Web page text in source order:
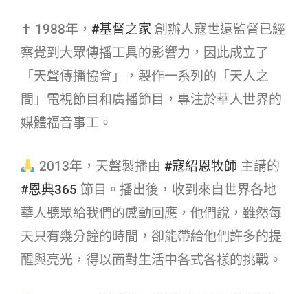
✝ 1988年， #基督之家​ 創辦人寇世遠監督已經
察覺到大眾傳播工具的影響力，因此成立了
「天聲傳播協會」，製作一系列的「天人之
間」電視節目和廣播節目，專注於華人世界的
媒體福音事工。
2013年，天聲製播由 #寇紹恩牧師​ 主講的
#恩典365​ 節目。播出後，收到來自世界各地
華人聽眾給我們的感動回應，他們說，雖然每
天只有幾分鐘的時間，卻能帶給他們許多的提
醒與亮光，得以面對生活中各式各樣的挑戰。